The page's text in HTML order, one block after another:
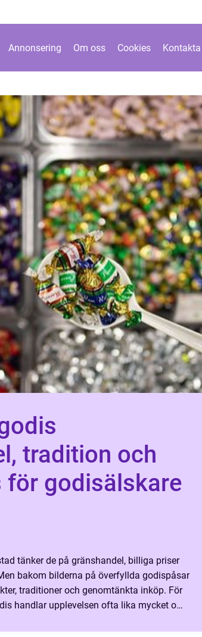
Annonsering Om oss Cookies
tradition och
godisälskare
tänker de på gränshandel, billiga priser
bakom bilderna på överfyllda godispåsar
traditioner och genomtänkta inköp. För
handlar upplevelsen ofta lika mycket om